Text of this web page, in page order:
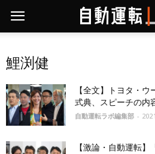
鯉渕健
【全文】トヨタ・
式典、スピーチの内
自動運転ラボ編集部 -
【激論・自動運転